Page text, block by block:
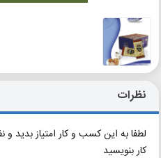
نظرات
لطفا به این کسب و کار امتیاز بدید
کار بنویسید